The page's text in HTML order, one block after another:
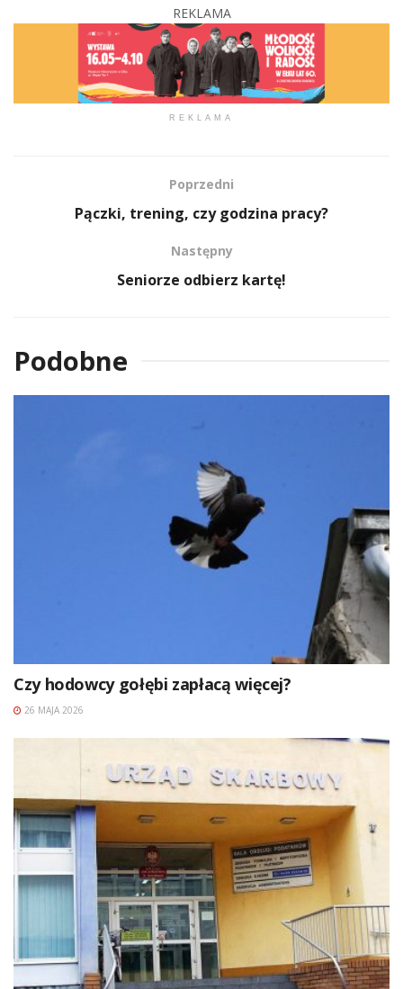
REKLAMA
REKLAMA
Poprzedni
Pączki, trening, czy godzina pracy?
Następny
Seniorze odbierz kartę!
Podobne
Czy hodowcy gołębi zapłacą więcej?
26 MAJA 2026